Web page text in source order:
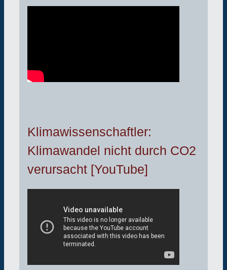
Klimawissenschaftler:
Klimawandel nicht durch CO2
verursacht [YouTube]